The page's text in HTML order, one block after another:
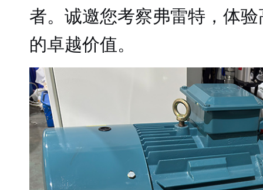
者。诚邀您考察弗雷特，体
的卓越价值。